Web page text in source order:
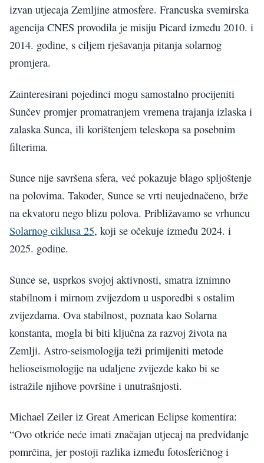
izvan utjecaja Zemljine atmosfere. Francuska svemirska
agencija CNES provodila je misiju Picard između 2010. i
2014. godine, s ciljem rješavanja pitanja solarnog
promjera.
Zainteresirani pojedinci mogu samostalno procijeniti
Sunčev promjer promatranjem vremena trajanja izlaska i
zalaska Sunca, ili korištenjem teleskopa sa posebnim
filterima.
Sunce nije savršena sfera, već pokazuje blago spljoštenje
na polovima. Također, Sunce se vrti neujednačeno, brže
na ekvatoru nego blizu polova. Približavamo se vrhuncu
Solarnog ciklusa 25, koji se očekuje između 2024. i
2025. godine.
Sunce se, usprkos svojoj aktivnosti, smatra iznimno
stabilnom i mirnom zvijezdom u usporedbi s ostalim
zvijezdama. Ova stabilnost, poznata kao Solarna
konstanta, mogla bi biti ključna za razvoj života na
Zemlji. Astro-seismologija teži primijeniti metode
helioseismologije na udaljene zvijezde kako bi se
istražile njihove površine i unutrašnjosti.
Michael Zeiler iz Great American Eclipse komentira:
“Ovo otkriće neće imati značajan utjecaj na predviđanje
pomrčina, jer postoji razlika između fotosferičnog i